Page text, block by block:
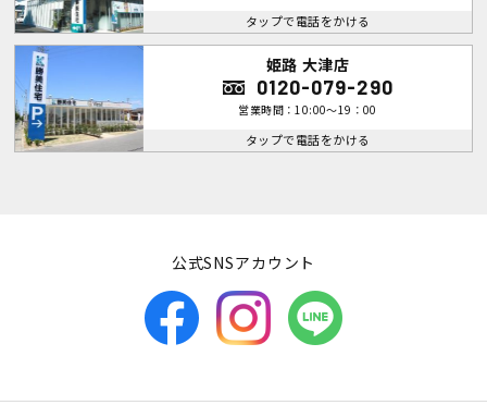
タップで電話をかける
姫路 大津店
0120-079-290
営業時間：10:00～19：00
タップで電話をかける
公式SNSアカウント